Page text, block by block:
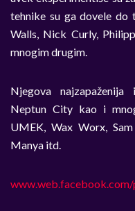
tehnike su ga dovele do
Walls, Nick Curly,
mnogim drugim.
Njegova
Neptun City kao i
UMEK, Wax Worx,
Manya itd.